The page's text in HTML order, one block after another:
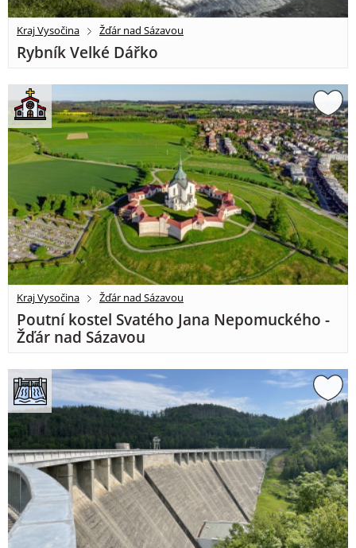
Kraj Vysočina Žďár nad Sázavou
Rybník Velké Dářko
Kraj Vysočina Žďár nad Sázavou
Poutní kostel Svatého Jana Nepomuckého -
Žďár nad Sázavou